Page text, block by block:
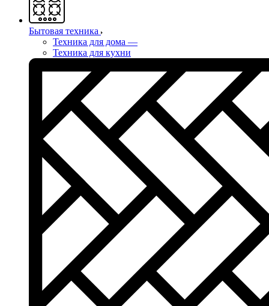
Бытовая техника
Техника для дома —
Техника для кухни